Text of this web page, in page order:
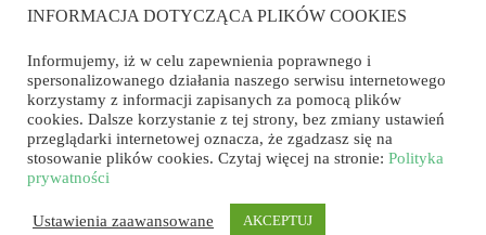
Florystyka wyszła na rynek. Konkurs
„Przyjęcie w ogrodzie u wybranego
artysty” we Wrocławiu
INFORMACJA DOTYCZĄCA PLIKÓW COOKIES
Informujemy, iż w celu zapewnienia poprawnego i
spersonalizowanego działania naszego serwisu internetowego
korzystamy z informacji zapisanych za pomocą plików
cookies. Dalsze korzystanie z tej strony, bez zmiany ustawień
przeglądarki internetowej oznacza, że zgadzasz się na
stosowanie plików cookies. Czytaj więcej na stronie: Polityka
prywatności
Ustawienia zaawansowane AKCEPTUJ